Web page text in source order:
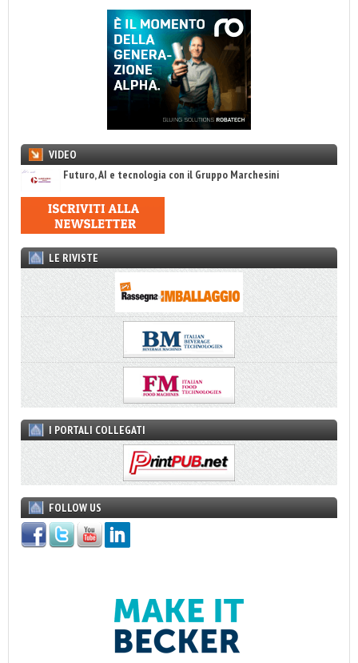
VIDEO
Futuro, AI e tecnologia con il Gruppo Marchesini
LE RIVISTE
I PORTALI COLLEGATI
FOLLOW US